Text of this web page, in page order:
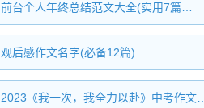
前台个人年终总结范文大全(实用7篇…
观后感作文名字(必备12篇)…
2023《我一次，我全力以赴》中考作文…